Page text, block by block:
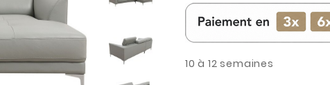
10 à 12 semaines